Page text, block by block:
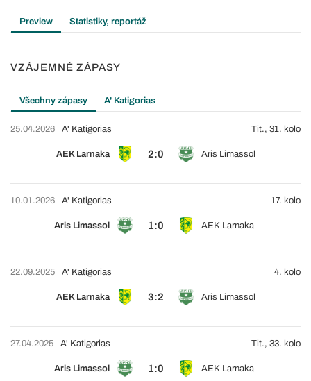
Preview Statistiky, reportáž
VZÁJEMNÉ ZÁPASY
Všechny zápasy A' Katigorias
25.04.2026
AEK Larnaka 2:0 Aris Limassol
A' Katigorias Tit., 31. kolo
10.01.2026
Aris Limassol 1:0 AEK Larnaka
A' Katigorias 17. kolo
22.09.2025
AEK Larnaka 3:2 Aris Limassol
A' Katigorias 4. kolo
27.04.2025
Aris Limassol 1:0 AEK Larnaka
A' Katigorias Tit., 33. kolo